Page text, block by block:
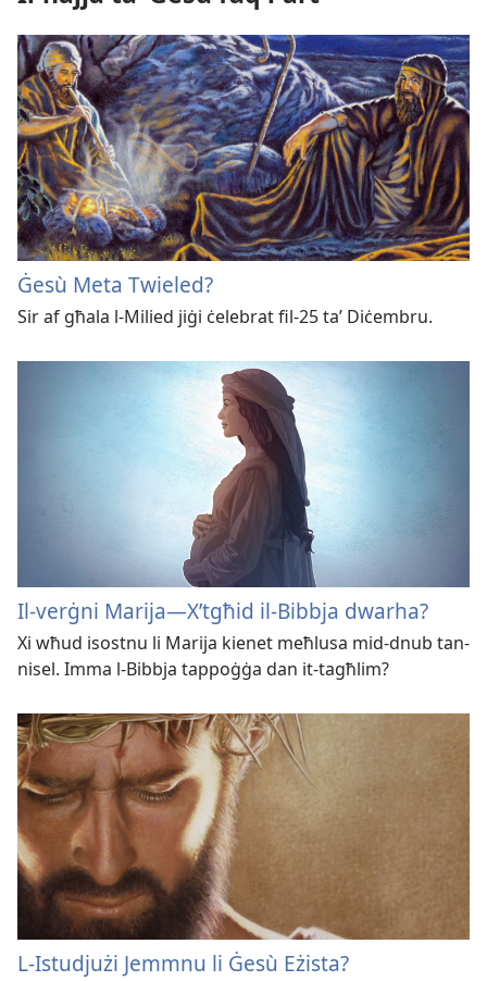
Ġesù Meta Twieled?
Sir af għala l-Milied jiġi ċelebrat fil-25 ta’ Diċembru.
Il-verġni Marija​—X’tgħid il-Bibbja dwarha?
Xi wħud isostnu li Marija kienet meħlusa mid-dnub tan-
nisel. Imma l-Bibbja tappoġġa dan it-tagħlim?
L-Istudjużi Jemmnu li Ġesù Eżista?